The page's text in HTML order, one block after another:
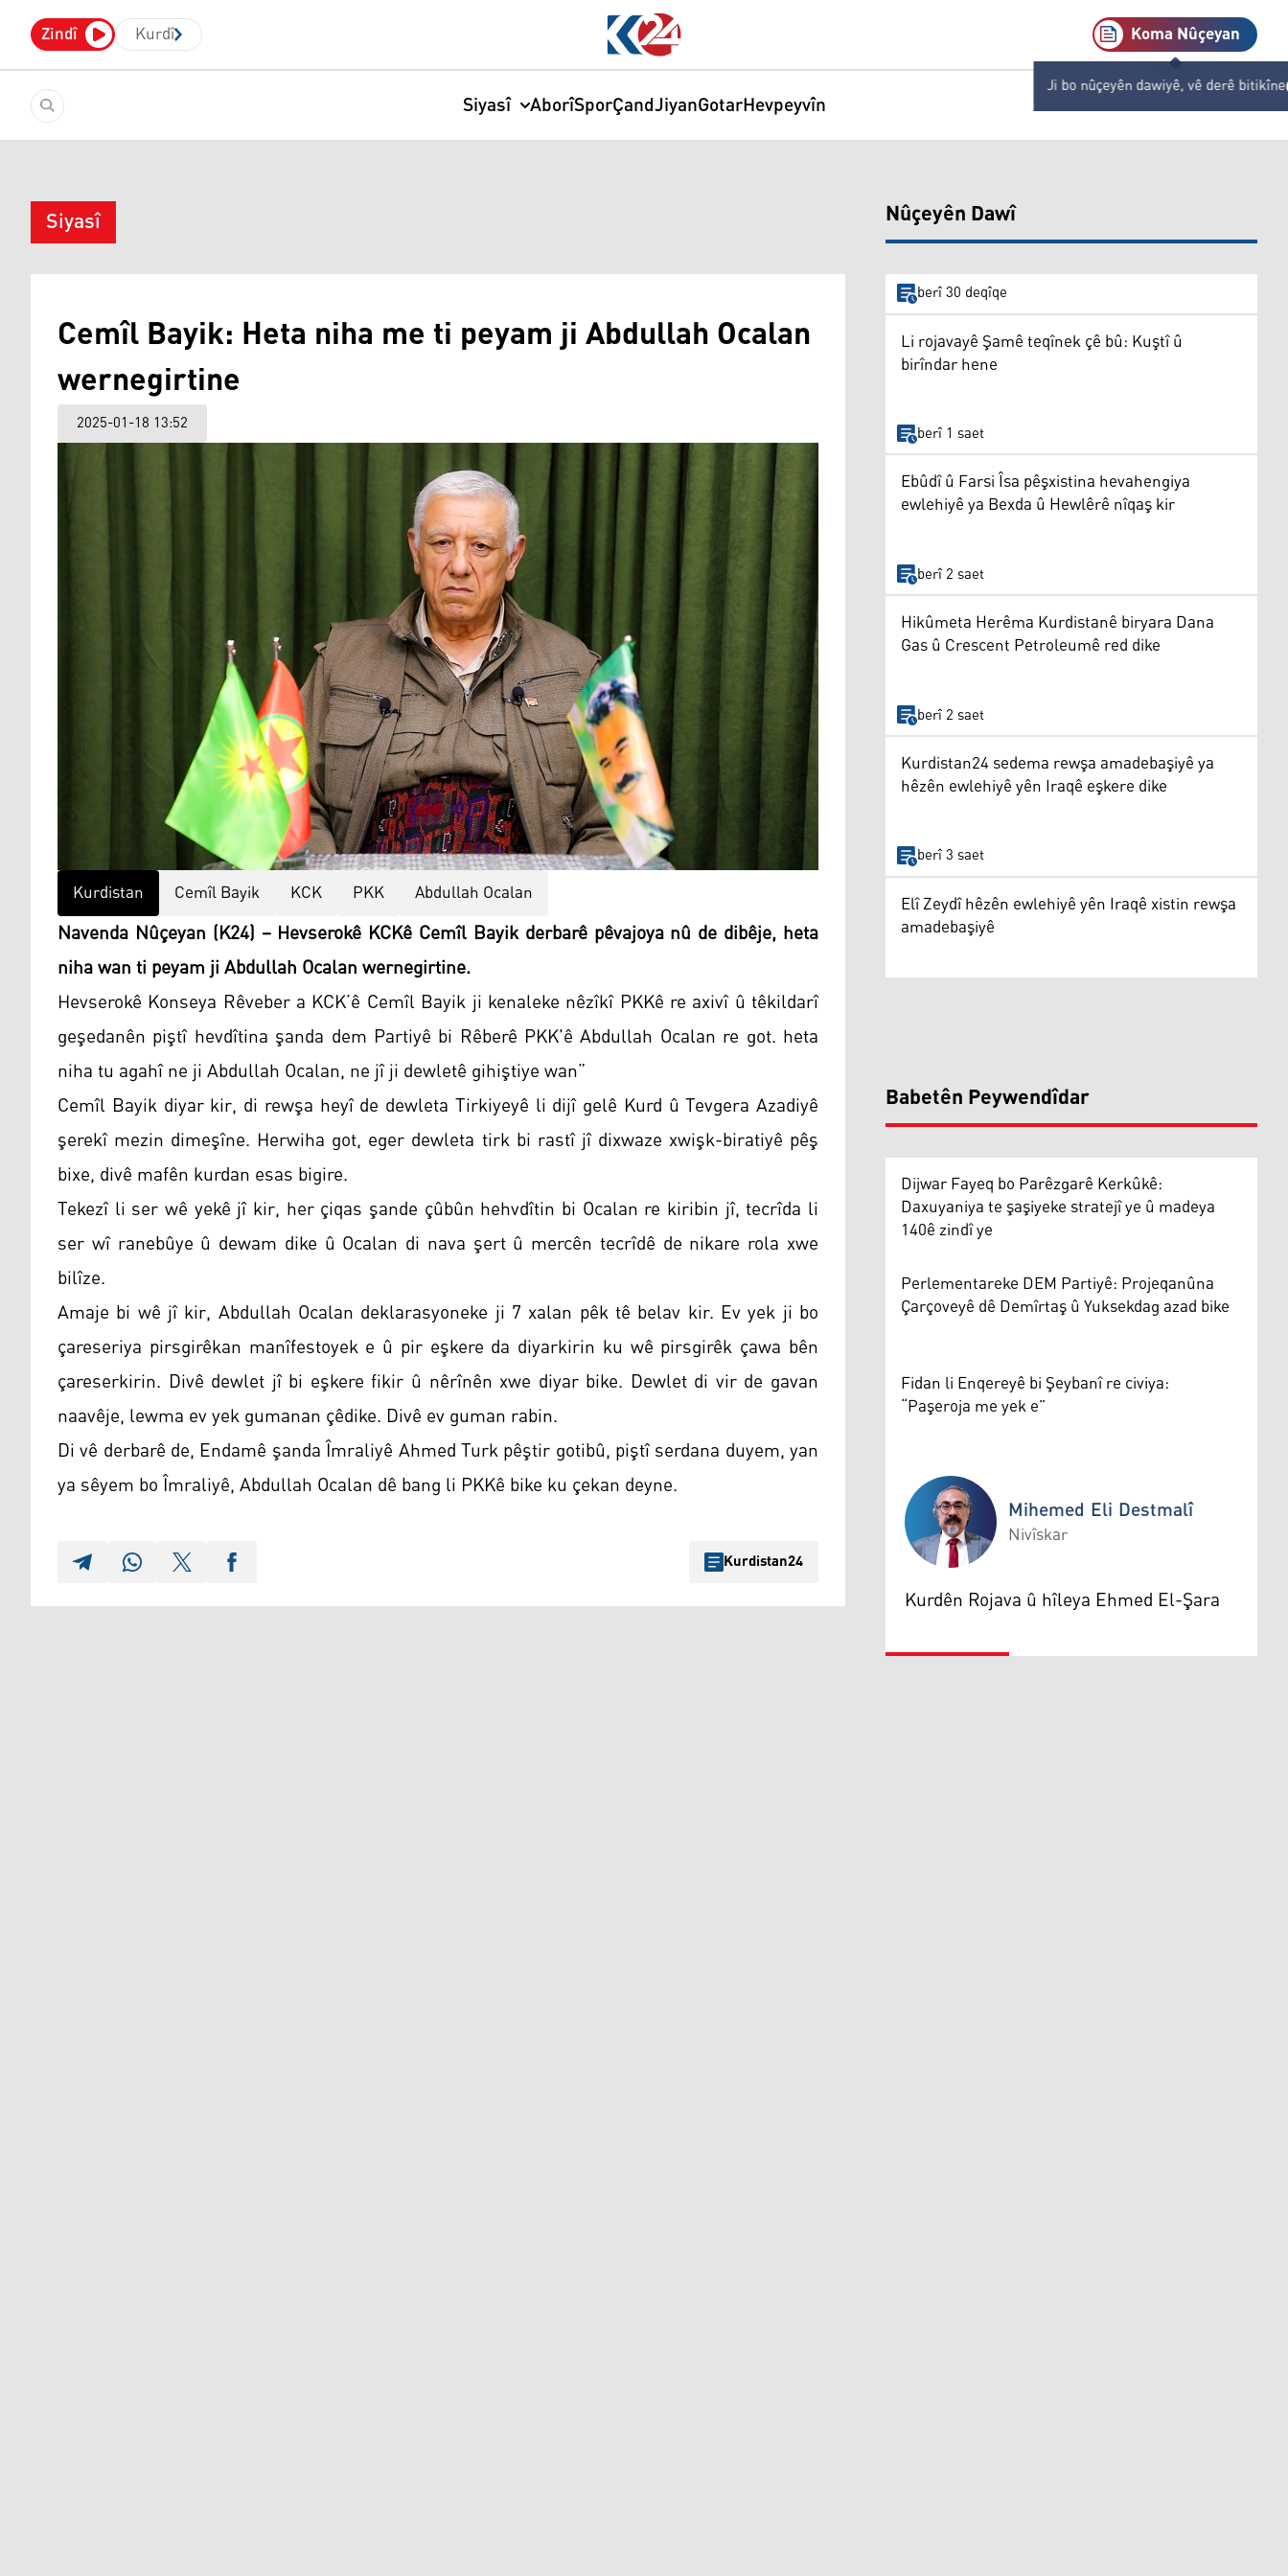
Zindî Kurdî Koma Nûçeyan
Ji bo nûçeyên dawiyê, vê derê bitikîne
Siyasî AborîSporÇandJiyanGotarHevpeyvîn
Siyasî
Cemîl Bayik: Heta niha me ti peyam ji Abdullah Ocalan
wernegirtine
2025-01-18 13:52
Kurdistan Cemîl Bayik KCK PKK Abdullah Ocalan
Navenda Nûçeyan (K24) – Hevserokê KCKê Cemîl Bayik derbarê pêvajoya nû de dibêje, heta
niha wan ti peyam ji Abdullah Ocalan wernegirtine.
Hevserokê Konseya Rêveber a KCK’ê Cemîl Bayik ji kenaleke nêzîkî PKKê re axivî û têkildarî
geşedanên piştî hevdîtina şanda dem Partiyê bi Rêberê PKK'ê Abdullah Ocalan re got. heta
niha tu agahî ne ji Abdullah Ocalan, ne jî ji dewletê gihiştiye wan”
Cemîl Bayik diyar kir, di rewşa heyî de dewleta Tirkiyeyê li dijî gelê Kurd û Tevgera Azadiyê
şerekî mezin dimeşîne. Herwiha got, eger dewleta tirk bi rastî jî dixwaze xwişk-biratiyê pêş
bixe, divê mafên kurdan esas bigire.
Tekezî li ser wê yekê jî kir, her çiqas şande çûbûn hehvdîtin bi Ocalan re kiribin jî, tecrîda li
ser wî ranebûye û dewam dike û Ocalan di nava şert û mercên tecrîdê de nikare rola xwe
bilîze.
Amaje bi wê jî kir, Abdullah Ocalan deklarasyoneke ji 7 xalan pêk tê belav kir. Ev yek ji bo
çareseriya pirsgirêkan manîfestoyek e û pir eşkere da diyarkirin ku wê pirsgirêk çawa bên
çareserkirin. Divê dewlet jî bi eşkere fikir û nêrînên xwe diyar bike. Dewlet di vir de gavan
naavêje, lewma ev yek gumanan çêdike. Divê ev guman rabin.
Di vê derbarê de, Endamê şanda Îmraliyê Ahmed Turk pêştir gotibû, piştî serdana duyem, yan
ya sêyem bo Îmraliyê, Abdullah Ocalan dê bang li PKKê bike ku çekan deyne.
Kurdistan24
Nûçeyên Dawî
berî 30 deqîqe
Li rojavayê Şamê teqînek çê bû: Kuştî û
birîndar hene
berî 1 saet
Ebûdî û Farsi Îsa pêşxistina hevahengiya
ewlehiyê ya Bexda û Hewlêrê nîqaş kir
berî 2 saet
Hikûmeta Herêma Kurdistanê biryara Dana
Gas û Crescent Petroleumê red dike
berî 2 saet
Kurdistan24 sedema rewşa amadebaşiyê ya
hêzên ewlehiyê yên Iraqê eşkere dike
berî 3 saet
Elî Zeydî hêzên ewlehiyê yên Iraqê xistin rewşa
amadebaşiyê
Babetên Peywendîdar
Dijwar Fayeq bo Parêzgarê Kerkûkê:
Daxuyaniya te şaşiyeke stratejî ye û madeya
140ê zindî ye
Perlementareke DEM Partiyê: Projeqanûna
Çarçoveyê dê Demîrtaş û Yuksekdag azad bike
Fidan li Enqereyê bi Şeybanî re civiya:
“Paşeroja me yek e”
Mihemed Eli Destmalî
Mihemed Eli Destmalî
Nivîskar
Kurdên Rojava û hîleya Ehmed El-Şara